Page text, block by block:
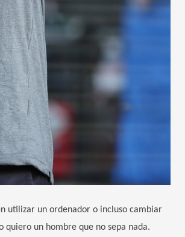
utilizar un ordenador o incluso cambiar
quiero un hombre que no sepa nada.